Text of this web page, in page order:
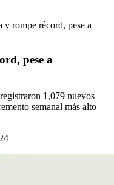
rompe récord, pese a
pese a
1,079 nuevos
semanal más alto